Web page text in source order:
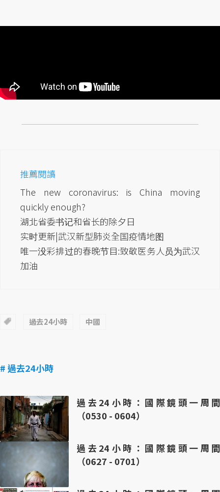
推薦閱讀
The new coronavirus: is China moving
quickly enough?
湖北省委书记和省长的除夕日
实时更新|武汉新型肺炎全国疫情地图
唯一没彩排过的春晚节目:致敬医务人员为武汉
加油
過去24小時 中國
# 過去24小時
過去24小時：國際鏡頭一周間
（0530 - 0604）
過去24小時：國際鏡頭一周間
（0627 - 0701）